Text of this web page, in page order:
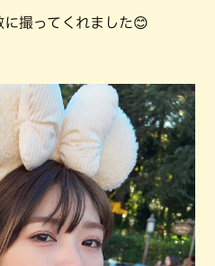
撮ってくれました😊